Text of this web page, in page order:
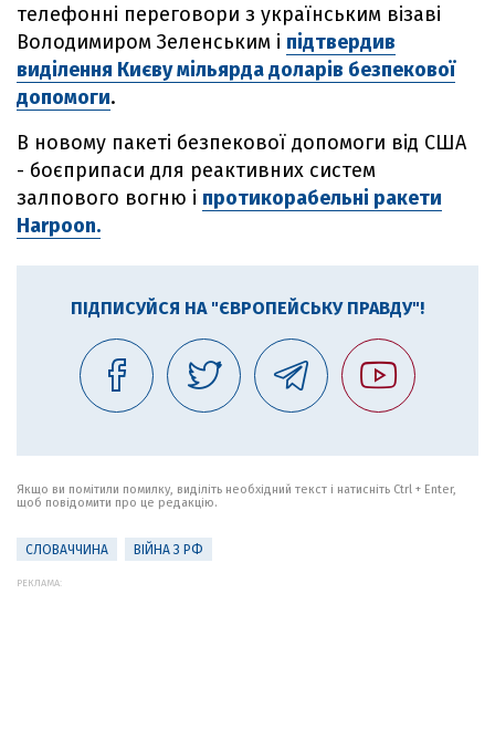
телефонні переговори з українським візаві
Володимиром Зеленським і підтвердив
виділення Києву мільярда доларів безпекової
допомоги.
В новому пакеті безпекової допомоги від США
- боєприпаси для реактивних систем
залпового вогню і протикорабельні ракети
Harpoon.
ПІДПИСУЙСЯ НА "ЄВРОПЕЙСЬКУ ПРАВДУ"!
Якщо ви помітили помилку, виділіть необхідний текст і натисніть Ctrl + Enter,
щоб повідомити про це редакцію.
СЛОВАЧЧИНА ВІЙНА З РФ
РЕКЛАМА: